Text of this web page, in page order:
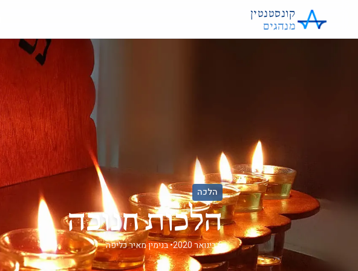
קונסטנטין
מנהגים
הלכה
הלכות חנוכה
6 בינואר 2020 • בנימין מאיר כליפה